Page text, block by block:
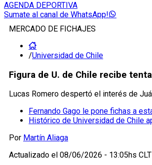
AGENDA DEPORTIVA
Sumate al canal de WhatsApp!
MERCADO DE FICHAJES
/Universidad de Chile
Figura de U. de Chile recibe
Lucas Romero despertó el interés de
Fernando Gago le pone fichas a
Histórico de Universidad de Chile
Por Martín Aliaga
Actualizado el 08/06/2026 - 13:05hs CLT